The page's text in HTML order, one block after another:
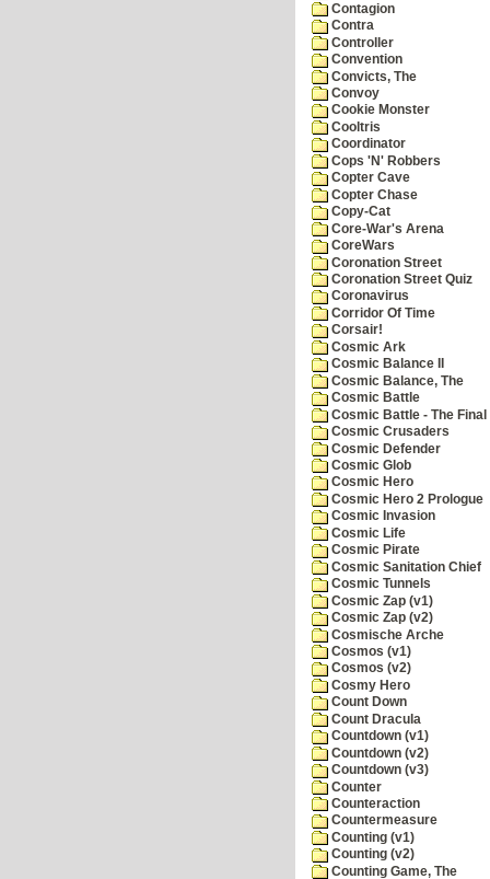
Contagion
Contra
Controller
Convention
Convicts, The
Convoy
Cookie Monster
Cooltris
Coordinator
Cops 'N' Robbers
Copter Cave
Copter Chase
Copy-Cat
Core-War's Arena
CoreWars
Coronation Street
Coronation Street Quiz
Coronavirus
Corridor Of Time
Corsair!
Cosmic Ark
Cosmic Balance II
Cosmic Balance, The
Cosmic Battle
Cosmic Battle - The
Cosmic Crusaders
Cosmic Defender
Cosmic Glob
Cosmic Hero
Cosmic Hero 2 Prologue
Cosmic Invasion
Cosmic Life
Cosmic Pirate
Cosmic Sanitation Chief
Cosmic Tunnels
Cosmic Zap (v1)
Cosmic Zap (v2)
Cosmische Arche
Cosmos (v1)
Cosmos (v2)
Cosmy Hero
Count Down
Count Dracula
Countdown (v1)
Countdown (v2)
Countdown (v3)
Counter
Counteraction
Countermeasure
Counting (v1)
Counting (v2)
Counting Game, The